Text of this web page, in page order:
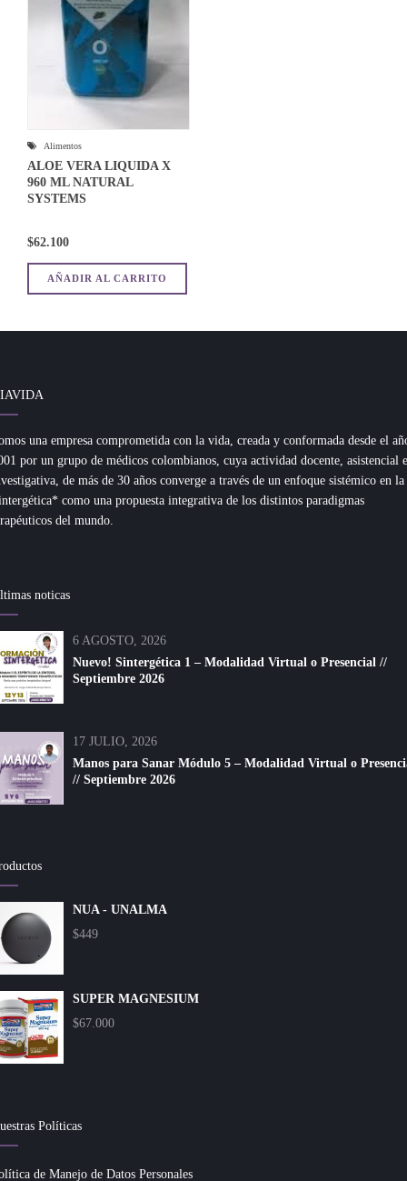
Alimentos
ALOE VERA LIQUIDA X
960 ML NATURAL
SYSTEMS
$62.100
AÑADIR AL CARRITO
una empresa comprometida con la vida, creada y conformada desde el
por un grupo de médicos colombianos, cuya actividad docente, asistencial e
de más de 30 años converge a través de un enfoque sistémico en la
como una propuesta integrativa de los distintos paradigmas
del mundo.
noticas
6 AGOSTO, 2026
Nuevo! Sintergética 1 – Modalidad Virtual o Presencial //
Septiembre 2026
17 JULIO, 2026
Manos para Sanar Módulo 5 – Modalidad Virtual o
// Septiembre 2026
NUA - UNALMA
$449
SUPER MAGNESIUM
$67.000
Políticas
de Manejo de Datos Personales